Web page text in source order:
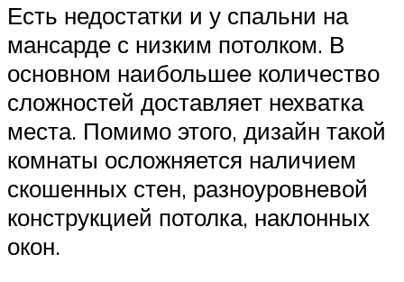
Есть недостатки и у спальни на
мансарде с низким потолком. В
основном наибольшее количество
сложностей доставляет нехватка
места. Помимо этого, дизайн такой
комнаты осложняется наличием
скошенных стен, разноуровневой
конструкцией потолка, наклонных
окон.